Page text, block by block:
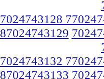
7024743128
87024743129
7024743132
87024743133